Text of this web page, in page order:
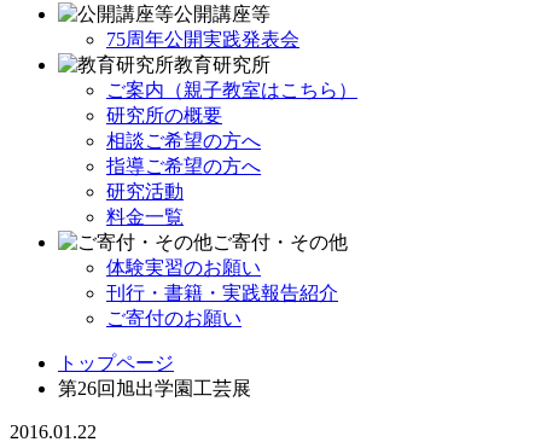
公開講座等
75周年公開実践発表会
教育研究所
ご案内（親子教室はこちら）
研究所の概要
相談ご希望の方へ
指導ご希望の方へ
研究活動
料金一覧
ご寄付・その他
体験実習のお願い
刊行・書籍・実践報告紹介
ご寄付のお願い
トップページ
第26回旭出学園工芸展
2016.01.22